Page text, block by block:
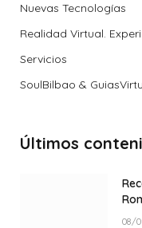
Nuevas Tecnologías
Realidad Virtual.
Servicios
SoulBilbao &
Últimos
08/